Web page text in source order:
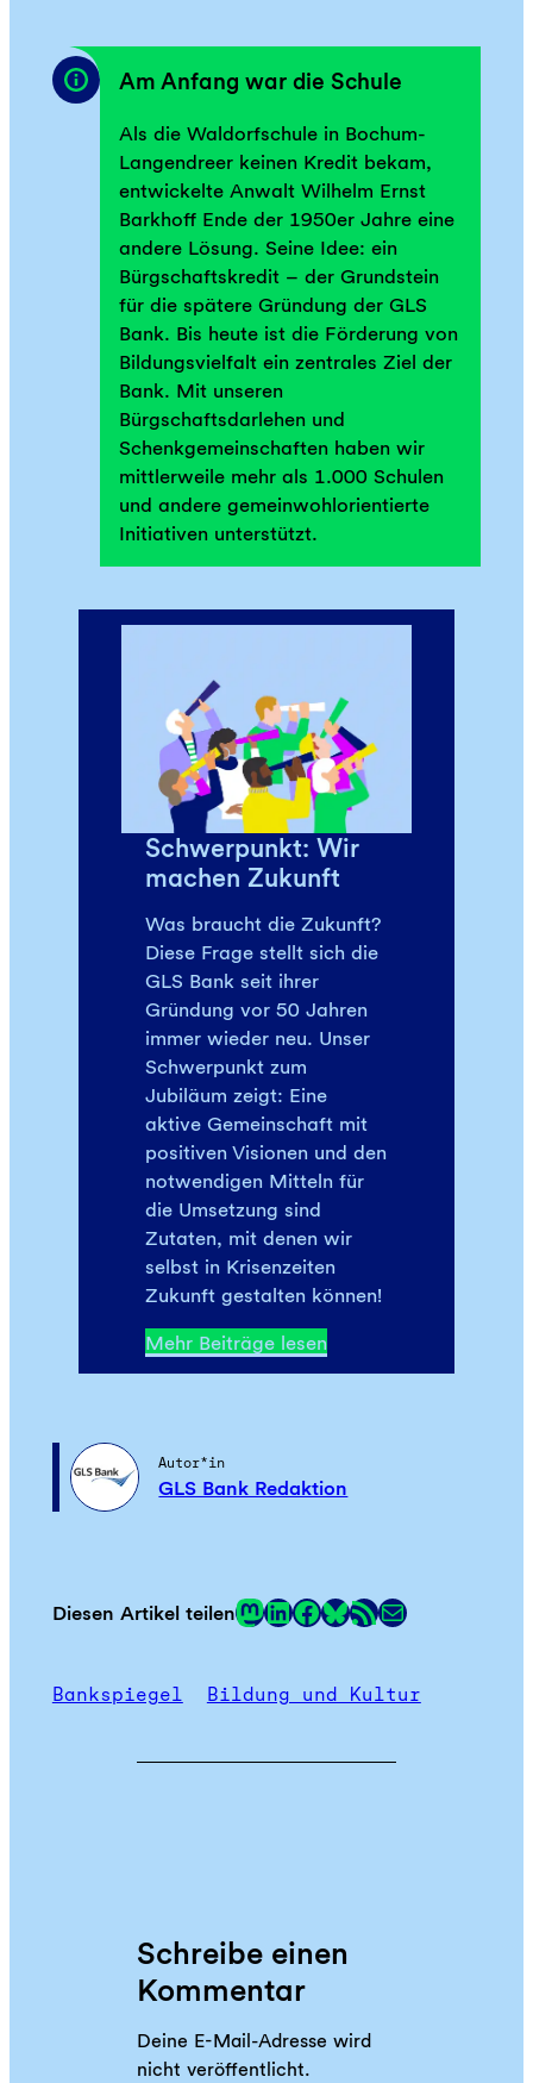
Am Anfang war die Schule
Als die Waldorfschule in Bochum-
Langendreer keinen Kredit bekam,
entwickelte Anwalt Wilhelm Ernst
Barkhoff Ende der 1950er Jahre eine
andere Lösung. Seine Idee: ein
Bürgschaftskredit – der Grundstein
für die spätere Gründung der GLS
Bank. Bis heute ist die Förderung von
Bildungsvielfalt ein zentrales Ziel der
Bank. Mit unseren
Bürgschaftsdarlehen und
Schenkgemeinschaften haben wir
mittlerweile mehr als 1.000 Schulen
und andere gemeinwohlorientierte
Initiativen unterstützt.
Schwerpunkt: Wir
machen Zukunft
Was braucht die Zukunft?
Diese Frage stellt sich die
GLS Bank seit ihrer
Gründung vor 50 Jahren
immer wieder neu. Unser
Schwerpunkt zum
Jubiläum zeigt: Eine
aktive Gemeinschaft mit
positiven Visionen und den
notwendigen Mitteln für
die Umsetzung sind
Zutaten, mit denen wir
selbst in Krisenzeiten
Zukunft gestalten können!
Mehr Beiträge lesen
Autor*in
GLS Bank Redaktion
Diesen Artikel teilenMastodon
LinkedIn
Facebook
LinkRSS-Feed
E-Mail
Bankspiegel Bildung und Kultur
Schreibe einen
Kommentar
Deine E-Mail-Adresse wird
nicht veröffentlicht.